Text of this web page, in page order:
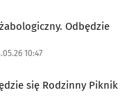
Odbędzie
10:47
się Rodzinny Piknik